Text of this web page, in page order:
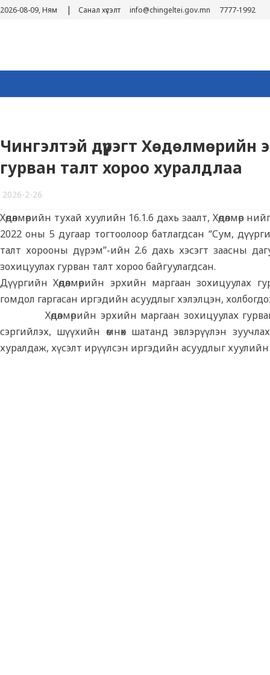
2026-08-09, Ням | Санал хүсэлт info@chingeltei.gov.mn 7777-1992
Чингэлтэй дүүрэгт
гурван талт хороо хуралдлаа
2026-2-26
Хөдөлмөрийн тухай хуулийн 16.1.6 дахь заалт,
2022 оны 5 дугаар тогтоолоор батлагдсан “Сум,
талт хорооны дүрэм”-ийн 2.6 дахь хэсэгт заасны
зохицуулах гурван талт хороо байгуулагдсан.
Дүүргийн Хөдөлмөрийн эрхийн маргаан зохицуулах
гомдол гаргасан иргэдийн асуудлыг хэлэлцэн,
Хөдөлмөрийн эрхийн маргаан зохицуулах
сэргийлэх, шүүхийн өмнөх шатанд эвлэрүүлэн
хуралдаж, хүсэлт ирүүлсэн иргэдийн асуудлыг